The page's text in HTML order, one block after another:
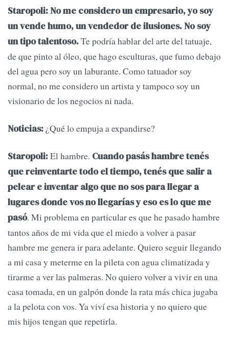
Staropoli:No me considero un empresario, yo soy
un vende humo, un vendedor de ilusiones. No soy
un tipo talentoso.Te podría hablar del arte del tatuaje,
de que pinto al óleo, que hago esculturas, que fumo debajo
del agua pero soy un laburante. Como tatuador soy
normal, no me considero un artista y tampoco soy un
visionario de los negocios ni nada.
Noticias: ¿Qué lo empuja a expandirse?
Staropoli:El hambre. Cuando pasás hambre tenés
que reinventarte todo el tiempo, tenés que salir a
pelear e inventar algo que no sos para llegar a
lugares donde vos no llegarías y eso es lo que me
pasó. Mi problema en particular es que he pasado hambre
tantos años de mi vida que el miedo a volver a pasar
hambre me genera ir para adelante. Quiero seguir llegando
a mi casa y meterme en la pileta con agua climatizada y
tirarme a ver las palmeras. No quiero volver a vivir en una
casa tomada, en un galpón donde la rata más chica jugaba
a la pelota con vos. Ya viví esa historia y no quiero que
mis hijos tengan que repetirla.